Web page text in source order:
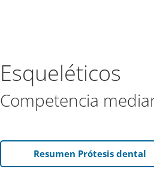
Esqueléticos
Competencia
Resumen Prótesis dental